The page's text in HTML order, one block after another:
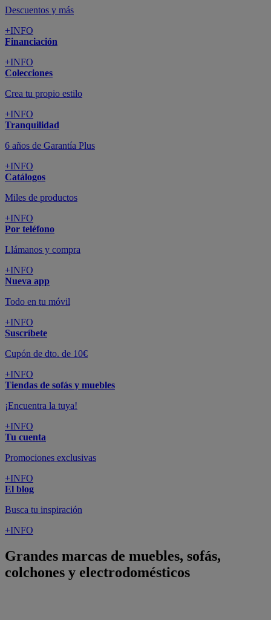
Descuentos y más
+INFO
Financiación
+INFO
Colecciones
Crea tu propio estilo
+INFO
Tranquilidad
6 años de Garantía Plus
+INFO
Catálogos
Miles de productos
+INFO
Por teléfono
Llámanos y compra
+INFO
Nueva app
Todo en tu móvil
+INFO
Suscríbete
Cupón de dto. de 10€
+INFO
Tiendas de sofás y muebles
¡Encuentra la tuya!
+INFO
Tu cuenta
Promociones exclusivas
+INFO
El blog
Busca tu inspiración
+INFO
Grandes marcas de muebles, sofás,
colchones y electrodomésticos